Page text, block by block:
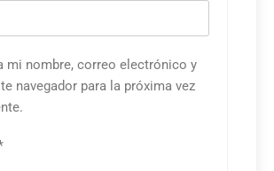
mi nombre, correo electrónico y
navegador para la próxima vez